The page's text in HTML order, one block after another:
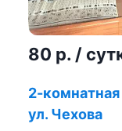
80 р. /
2-комнатная
ул. Чехова